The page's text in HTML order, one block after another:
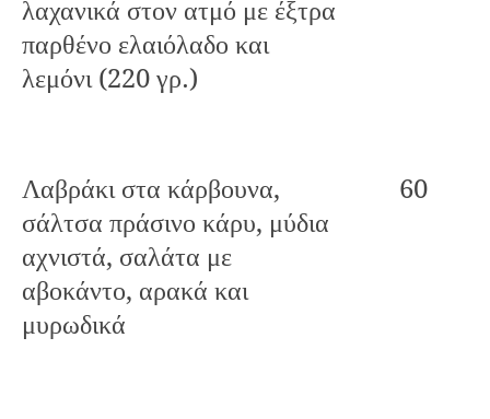
λαχανικά στον ατμό με έξτρα
παρθένο ελαιόλαδο και
λεμόνι (220 γρ.)
Λαβράκι στα κάρβουνα,
σάλτσα πράσινο κάρυ, μύδια
αχνιστά, σαλάτα με
αβοκάντο, αρακά και
μυρωδικά
60